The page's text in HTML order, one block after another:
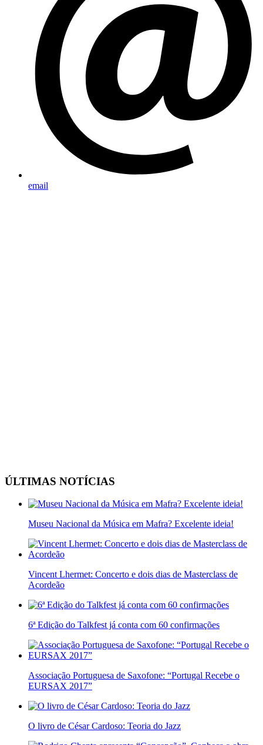
email
ÚLTIMAS NOTÍCIAS
Museu Nacional da Música em Mafra? Excelente ideia!
Vincent Lhermet: Concerto e dois dias de Masterclass de
Acordeão
6ª Edição do Talkfest já conta com 60 confirmações
Associação Portuguesa de Saxofone: “Portugal Recebe o
EURSAX 2017”
O livro de César Cardoso: Teoria do Jazz